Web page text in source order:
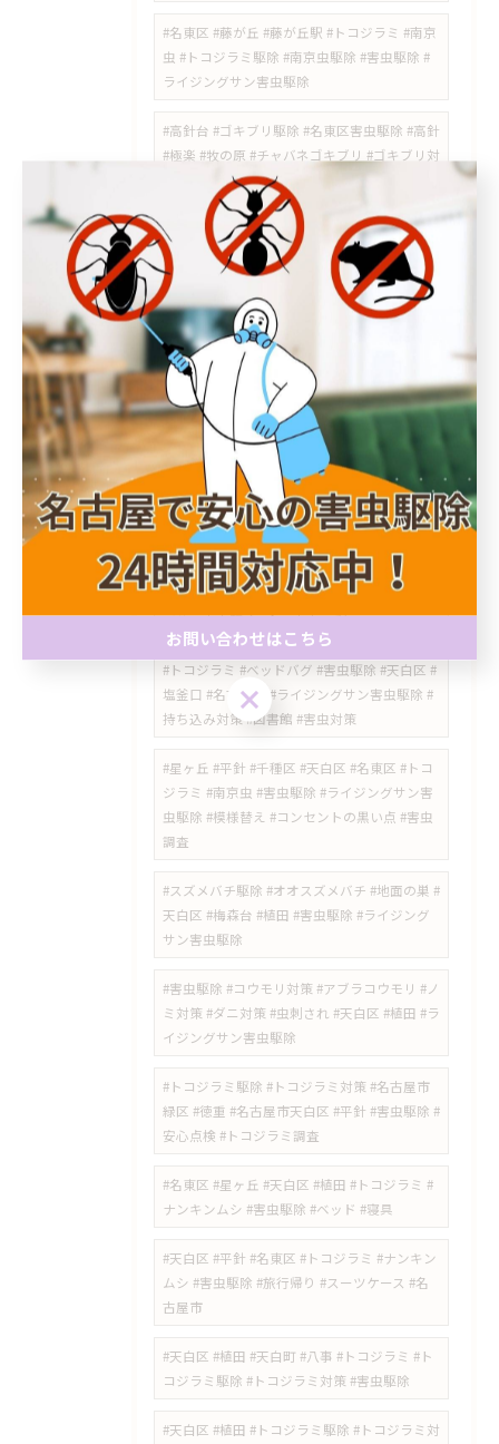
#名東区 #藤が丘 #藤が丘駅 #トコジラミ #南京
虫 #トコジラミ駆除 #南京虫駆除 #害虫駆除 #
ライジングサン害虫駆除
#高針台 #ゴキブリ駆除 #名東区害虫駆除 #高針
#極楽 #牧の原 #チャバネゴキブリ #ゴキブリ対
策 #ライジングサン害虫駆除
#日進市スズメバチ #岩藤町 #スズメバチ駆除 #
日進市害虫駆除 #スズメバチの巣 #岩崎町 #五
色園 #日進駅周辺 #ハチの巣駆除 #愛知県スズ
メバチ
#瑞穂区 #中山町 #瑞穂通 #佐渡町 #桜山 #桜山
駅 #瑞穂区スズメバチ #瑞穂区スズメバチ駆除
#中山町スズメバチ #瑞穂通スズメバチ #桜山
スズメバチ #ハチ駆除 #スズメバチ駆除 #瑞穂
区害虫駆除 #ライジングサン害虫駆除
#徳重 #神沢 #野並 #ノミダニ対策 #ダニ駆除 #
害虫対策 #害獣対策 #名古屋市
#瀬戸市 #シバンムシ #シバンムシ駆除 #害虫
駆除 #害虫対策 #名古屋市 #天白区 #ライジン
グサン害虫駆除 #食品害虫 #愛知県
#トコジラミ #ベッドバグ #害虫駆除 #天白区 #
塩釜口 #名古屋市 #ライジングサン害虫駆除 #
持ち込み対策 #図書館 #害虫対策
​#星ヶ丘 #平針 #千種区 #天白区 #名東区 #トコ
ジラミ #南京虫 #害虫駆除 #ライジングサン害
虫駆除 #模様替え #コンセントの黒い点 #害虫
調査
#スズメバチ駆除 #オオスズメバチ #地面の巣 #
天白区 #梅森台 #植田 #害虫駆除 #ライジング
サン害虫駆除
#害虫駆除 #コウモリ対策 #アブラコウモリ #ノ
ミ対策 #ダニ対策 #虫刺され #天白区 #植田 #ラ
イジングサン害虫駆除
#トコジラミ駆除 #トコジラミ対策 #名古屋市
緑区 #徳重 #名古屋市天白区 #平針 #害虫駆除 #
安心点検 #トコジラミ調査
#名東区 #星ヶ丘 #天白区 #植田 #トコジラミ #
ナンキンムシ #害虫駆除 #ベッド #寝具
#天白区 #平針 #名東区 #トコジラミ #ナンキン
ムシ #害虫駆除 #旅行帰り #スーツケース #名
古屋市
#天白区 #植田 #天白町 #八事 #トコジラミ #ト
コジラミ駆除 #トコジラミ対策 #害虫駆除
#天白区 #植田 #トコジラミ駆除 #トコジラミ対
お問い合わせはこちら
お問い合わせはこちら